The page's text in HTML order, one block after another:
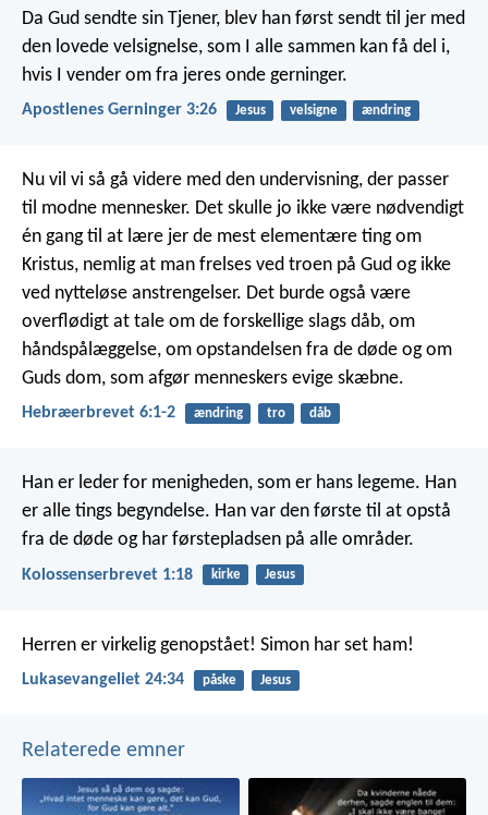
Da Gud sendte sin Tjener, blev han først sendt til jer med
den lovede velsignelse, som I alle sammen kan få del i,
hvis I vender om fra jeres onde gerninger.
Apostlenes Gerninger 3:26 Jesus velsigne ændring
Nu vil vi så gå videre med den undervisning, der passer
til modne mennesker. Det skulle jo ikke være nødvendigt
én gang til at lære jer de mest elementære ting om
Kristus, nemlig at man frelses ved troen på Gud og ikke
ved nytteløse anstrengelser. Det burde også være
overflødigt at tale om de forskellige slags dåb, om
håndspålæggelse, om opstandelsen fra de døde og om
Guds dom, som afgør menneskers evige skæbne.
Hebræerbrevet 6:1-2 ændring tro dåb
Han er leder for menigheden, som er hans legeme. Han
er alle tings begyndelse. Han var den første til at opstå
fra de døde og har førstepladsen på alle områder.
Kolossenserbrevet 1:18 kirke Jesus
Herren er virkelig genopstået! Simon har set ham!
Lukasevangeliet 24:34 påske Jesus
Relaterede emner